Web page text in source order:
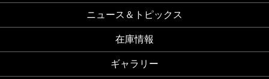
ニュース＆トピックス
在庫情報
ギャラリー